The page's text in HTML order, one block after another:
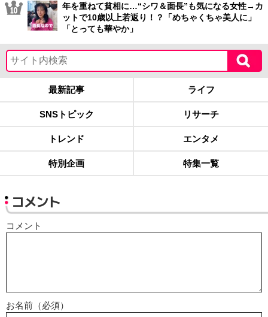
年を重ねて貧相に…“シワ＆面長”も気になる女性→カ
ットで10歳以上若返り！？「めちゃくちゃ美人に」
「とっても華やか」
最新記事 ライフ
SNSトピック リサーチ
トレンド エンタメ
特別企画 特集一覧
コメント
コメント
お名前（必須）